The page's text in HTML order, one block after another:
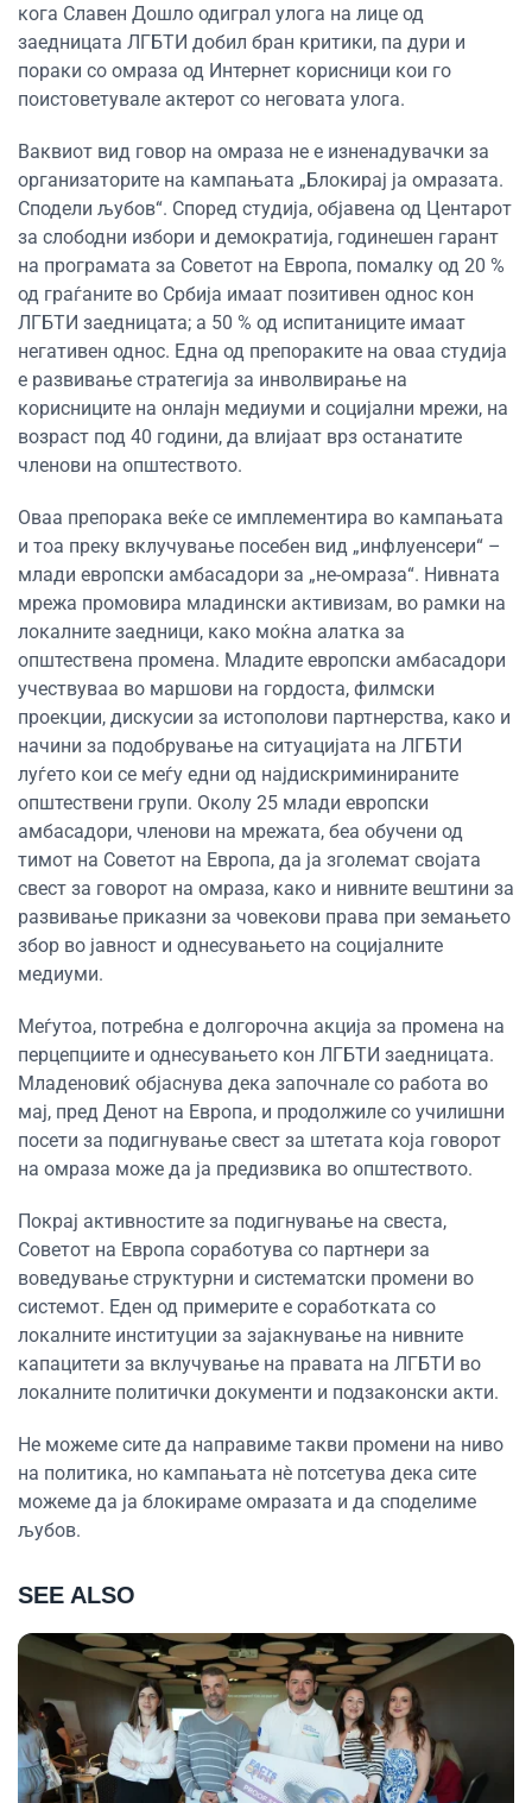
кога Славен Дошло одиграл улога на лице од
заедницата ЛГБТИ добил бран критики, па дури и
пораки со омраза од Интернет корисници кои го
поистоветувале актерот со неговата улога.
Ваквиот вид говор на омраза не е изненадувачки за
организаторите на кампањата „Блокирај ја омразата.
Сподели љубов“. Според студија, објавена од Центарот
за слободни избори и демократија, годинешен гарант
на програмата за Советот на Европа, помалку од 20 %
од граѓаните во Србија имаат позитивен однос кон
ЛГБТИ заедницата; а 50 % од испитаниците имаат
негативен однос. Една од препораките на оваа студија
е развивање стратегија за инволвирање на
корисниците на онлајн медиуми и социјални мрежи, на
возраст под 40 години, да влијаат врз останатите
членови на општеството.
Оваа препорака веќе се имплементира во кампањата
и тоа преку вклучување посебен вид „инфлуенсери“ –
млади европски амбасадори за „не-омраза“. Нивната
мрежа промовира младински активизам, во рамки на
локалните заедници, како моќна алатка за
општествена промена. Младите европски амбасадори
учествуваа во маршови на гордоста, филмски
проекции, дискусии за истополови партнерства, како и
начини за подобрување на ситуацијата на ЛГБТИ
луѓето кои се меѓу едни од најдискриминираните
општествени групи. Околу 25 млади европски
амбасадори, членови на мрежата, беа обучени од
тимот на Советот на Европа, да ја зголемат својата
свест за говорот на омраза, како и нивните вештини за
развивање приказни за човекови права при земањето
збор во јавност и однесувањето на социјалните
медиуми.
Меѓутоа, потребна е долгорочна акција за промена на
перцепциите и однесувањето кон ЛГБТИ заедницата.
Младеновиќ објаснува дека започнале со работа во
мај, пред Денот на Европа, и продолжиле со училишни
посети за подигнување свест за штетата која говорот
на омраза може да ја предизвика во општеството.
Покрај активностите за подигнување на свеста,
Советот на Европа соработува со партнери за
воведување структурни и систематски промени во
системот. Еден од примерите е соработката со
локалните институции за зајакнување на нивните
капацитети за вклучување на правата на ЛГБТИ во
локалните политички документи и подзаконски акти.
Не можеме сите да направиме такви промени на ниво
на политика, но кампањата нè потсетува дека сите
можеме да ја блокираме омразата и да споделиме
љубов.
SEE ALSO